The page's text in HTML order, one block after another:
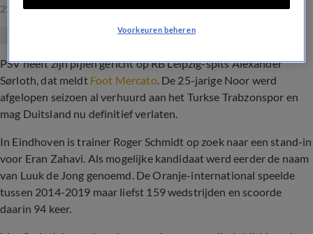
21 aug 2021, 15:45
PSV heeft zijn pijlen gericht op RB Leipzig-spits Alexander
Sørloth, dat meldt Foot Mercato. De 25-jarige Noor werd
afgelopen seizoen al verhuurd aan het Turkse Trabzonspor en
mag Duitsland nu definitief verlaten.
In Eindhoven is trainer Roger Schmidt op zoek naar een stand-in
voor Eran Zahavi. Als mogelijke kandidaat werd eerder de naam
van Luuk de Jong genoemd. De Oranje-international speelde
tussen 2014-2019 maar liefst 159 wedstrijden en scoorde
daarin 94 keer.
Voorkeuren beheren